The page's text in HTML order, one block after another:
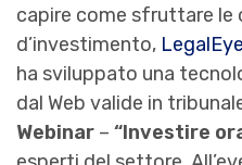
capire come sfruttare le
d’investimento, LegalEye
ha sviluppato una
dal Web valide in
Webinar – “Investire